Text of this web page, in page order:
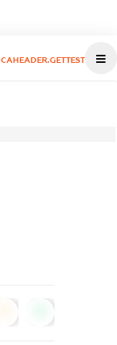
CAHEADER.GETTEST